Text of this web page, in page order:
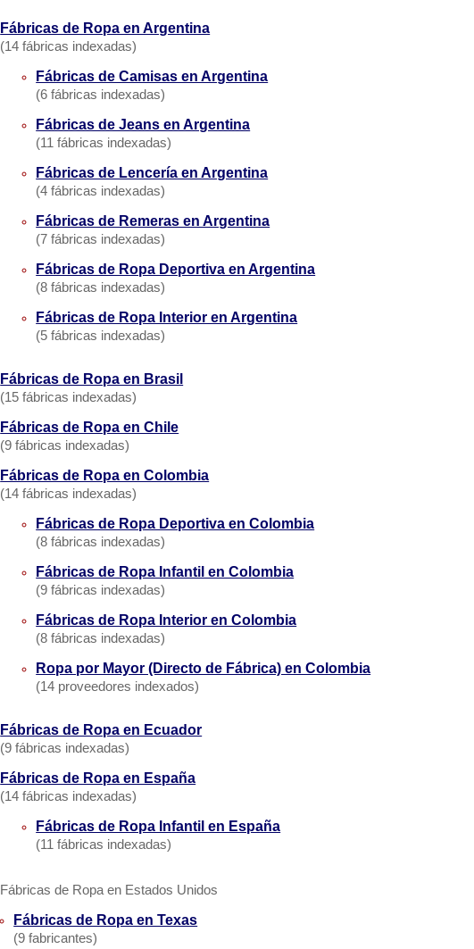
Fábricas de Ropa en Argentina
(14 fábricas indexadas)
Fábricas de Camisas en Argentina
(6 fábricas indexadas)
Fábricas de Jeans en Argentina
(11 fábricas indexadas)
Fábricas de Lencería en Argentina
(4 fábricas indexadas)
Fábricas de Remeras en Argentina
(7 fábricas indexadas)
Fábricas de Ropa Deportiva en Argentina
(8 fábricas indexadas)
Fábricas de Ropa Interior en Argentina
(5 fábricas indexadas)
Fábricas de Ropa en Brasil
(15 fábricas indexadas)
Fábricas de Ropa en Chile
(9 fábricas indexadas)
Fábricas de Ropa en Colombia
(14 fábricas indexadas)
Fábricas de Ropa Deportiva en Colombia
(8 fábricas indexadas)
Fábricas de Ropa Infantil en Colombia
(9 fábricas indexadas)
Fábricas de Ropa Interior en Colombia
(8 fábricas indexadas)
Ropa por Mayor (Directo de Fábrica) en Colombia
(14 proveedores indexados)
Fábricas de Ropa en Ecuador
(9 fábricas indexadas)
Fábricas de Ropa en España
(14 fábricas indexadas)
Fábricas de Ropa Infantil en España
(11 fábricas indexadas)
Fábricas de Ropa en Estados Unidos
Fábricas de Ropa en Texas
(9 fabricantes)